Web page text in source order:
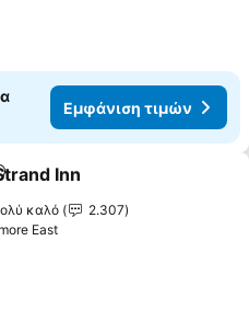
Εμφάνιση τιμών
στα αγαπημένα
Inn
καλό
2.307
East